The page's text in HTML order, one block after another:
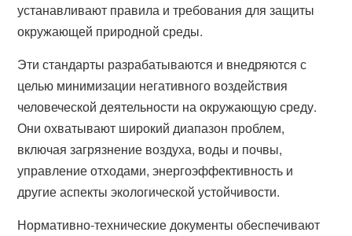
устанавливают правила и требования для защиты
окружающей природной среды.
Эти стандарты разрабатываются и внедряются с
целью минимизации негативного воздействия
человеческой деятельности на окружающую среду.
Они охватывают широкий диапазон проблем,
включая загрязнение воздуха, воды и почвы,
управление отходами, энергоэффективность и
другие аспекты экологической устойчивости.
Нормативно-технические документы обеспечивают